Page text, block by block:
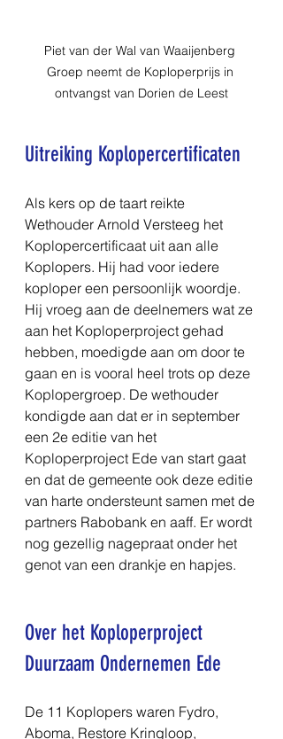
Piet van der Wal van Waaijenberg
Groep neemt de Koploperprijs in
ontvangst van Dorien de Leest
Uitreiking Koplopercertificaten
Als kers op de taart reikte
Wethouder Arnold Versteeg het
Koplopercertificaat uit aan alle
Koplopers. Hij had voor iedere
koploper een persoonlijk woordje.
Hij vroeg aan de deelnemers wat ze
aan het Koploperproject gehad
hebben, moedigde aan om door te
gaan en is vooral heel trots op deze
Koplopergroep. De wethouder
kondigde aan dat er in september
een 2e editie van het
Koploperproject Ede van start gaat
en dat de gemeente ook deze editie
van harte ondersteunt samen met de
partners Rabobank en aaff. Er wordt
nog gezellig nagepraat onder het
genot van een drankje en hapjes.
Over het Koploperproject
Duurzaam Ondernemen Ede
De 11 Koplopers waren Fydro,
Aboma, Restore Kringloop,